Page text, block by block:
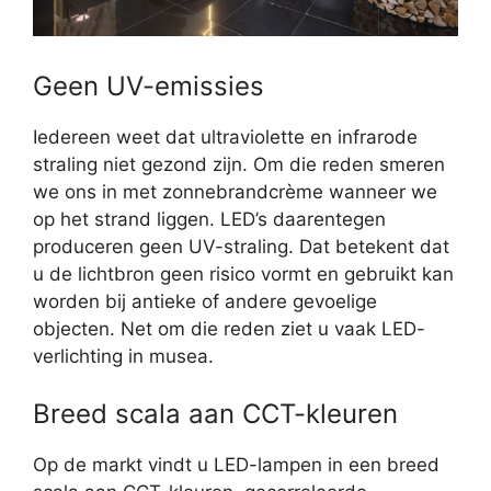
Geen UV-emissies
Iedereen weet dat ultraviolette en infrarode
straling niet gezond zijn. Om die reden smeren
we ons in met zonnebrandcrème wanneer we
op het strand liggen. LED’s daarentegen
produceren geen UV-straling. Dat betekent dat
u de lichtbron geen risico vormt en gebruikt kan
worden bij antieke of andere gevoelige
objecten. Net om die reden ziet u vaak LED-
verlichting in musea.
Breed scala aan CCT-kleuren
Op de markt vindt u LED-lampen in een breed